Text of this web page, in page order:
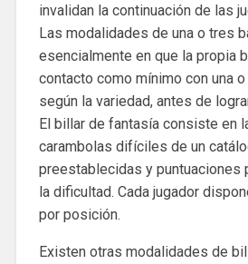
invalidan la continuación de las
Las modalidades de una o tres
esencialmente en que la propia
contacto como mínimo con una
según la variedad, antes de
El billar de fantasía consiste en
carambolas difíciles de un
preestablecidas y puntuaciones
la dificultad. Cada jugador
por posición.
Existen otras modalidades de